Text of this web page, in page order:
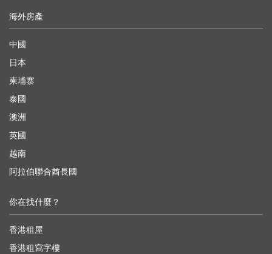
海外房產
中國
日本
柬埔寨
泰國
澳洲
英國
越南
阿拉伯聯合酋長國
你在找什麼？
香港租屋
香港租寫字樓